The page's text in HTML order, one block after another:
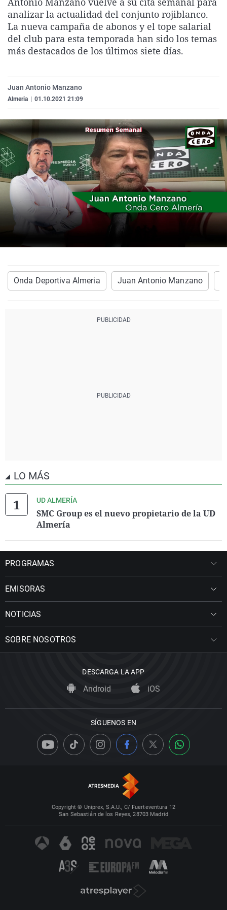
La rosa de los vientos
Gente viajera
Como el perro y el
Caso
Retornados
Equipo de
Extremadura
Galicia
La Rioja
País Vasco
Virales
Televisión
Elecciones
analizar la actualidad del conjunto rojiblanco.
La nueva campaña de abonos y el tope salarial
del club para esta temporada han sido los temas
más destacados de los últimos siete días.
Juan Antonio Manzano
Almeria 01.10.2021 21:09
Onda Deportiva Almeria Juan Antonio Manzano
LO MÁS
UD ALMERÍA
SMC Group es el nuevo propietario de la UD
Almería
PROGRAMAS
EMISORAS
NOTICIAS
SOBRE NOSOTROS
DESCARGA LA APP
Android iOS
SÍGUENOS EN
Copyright © Uniprex, S.A.U., C/ Fuerteventura 12
San Sebastián de los Reyes, 28703 Madrid